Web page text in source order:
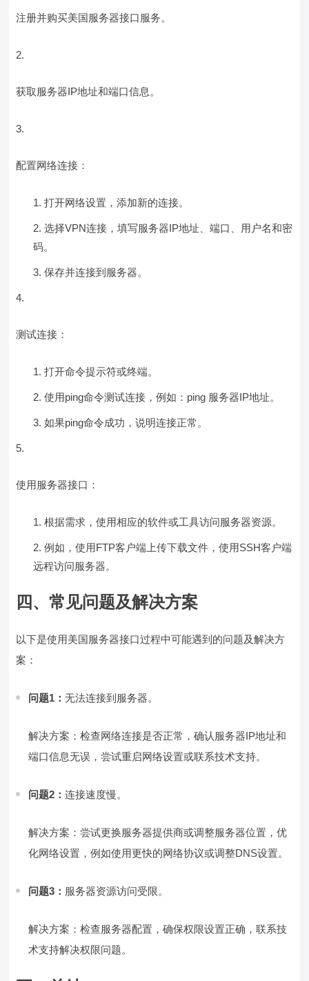
注册并购买美国服务器接口服务。
获取服务器IP地址和端口信息。
配置网络连接：
打开网络设置，添加新的连接。
选择VPN连接，填写服务器IP地址、端口、用户名和密
码。
保存并连接到服务器。
测试连接：
打开命令提示符或终端。
使用ping命令测试连接，例如：ping 服务器IP地址。
如果ping命令成功，说明连接正常。
使用服务器接口：
根据需求，使用相应的软件或工具访问服务器资源。
例如，使用FTP客户端上传下载文件，使用SSH客户端
远程访问服务器。
四、常见问题及解决方案
以下是使用美国服务器接口过程中可能遇到的问题及解决方
案：
问题1：无法连接到服务器。
解决方案：检查网络连接是否正常，确认服务器IP地址和
端口信息无误，尝试重启网络设置或联系技术支持。
问题2：连接速度慢。
解决方案：尝试更换服务器提供商或调整服务器位置，优
化网络设置，例如使用更快的网络协议或调整DNS设置。
问题3： 服务器资源访问受限。
解决方案：检查服务器配置，确保权限设置正确，联系技
术支持解决权限问题。